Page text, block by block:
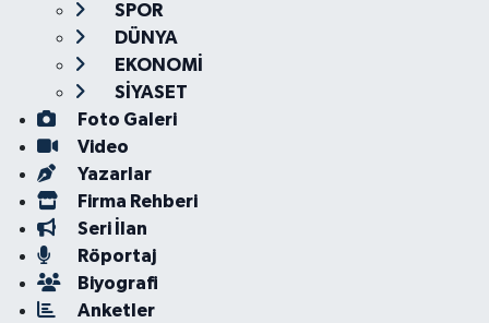
SPOR
DÜNYA
EKONOMİ
SİYASET
Foto Galeri
Video
Yazarlar
Firma Rehberi
Seri İlan
Röportaj
Biyografi
Anketler